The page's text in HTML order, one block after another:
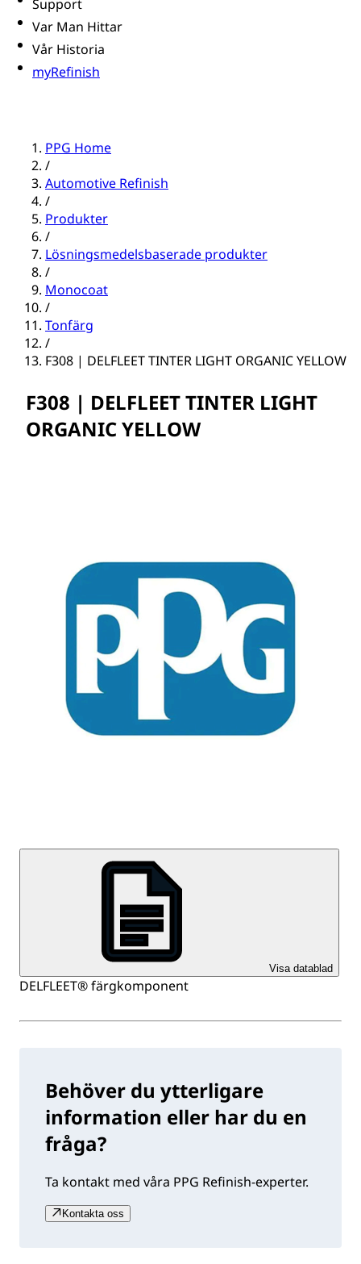
Support
Var Man Hittar
Vår Historia
myRefinish
PPG Home
/
Automotive Refinish
/
Produkter
/
Lösningsmedelsbaserade produkter
/
Monocoat
/
Tonfärg
/
F308 | DELFLEET TINTER LIGHT ORGANIC YELLOW
F308 | DELFLEET TINTER LIGHT
ORGANIC YELLOW
Visa datablad
DELFLEET® färgkomponent
Behöver du ytterligare
information eller har du en
fråga?
Ta kontakt med våra PPG Refinish-experter.
Kontakta oss